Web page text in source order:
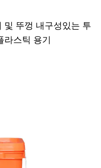
및 뚜껑 내구성있는 투
라스틱 용기